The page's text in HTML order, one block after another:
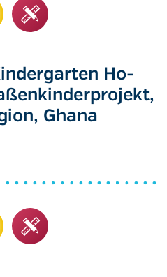
Ho-
Ghana